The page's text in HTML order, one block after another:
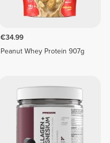
€34.99
Peanut Whey Protein 907g